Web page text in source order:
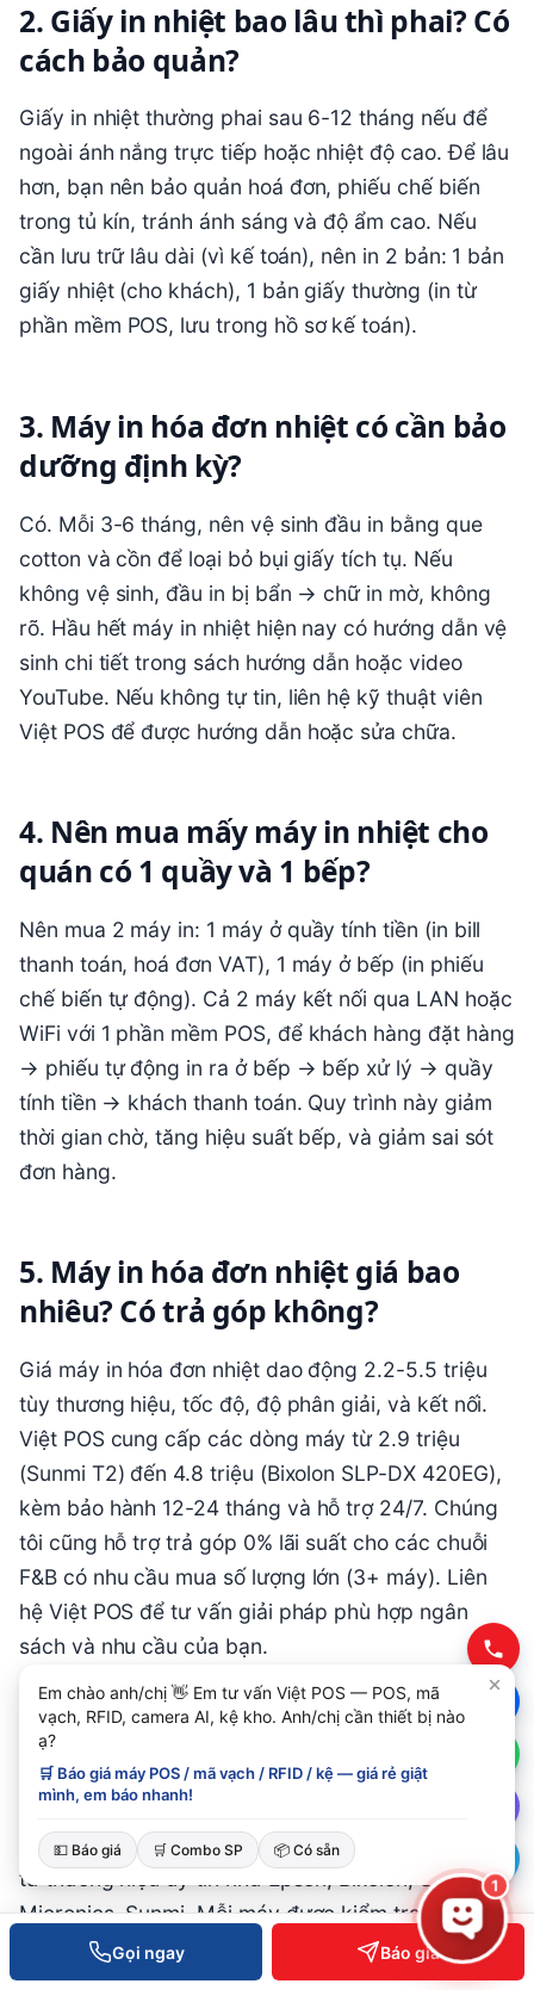
Gọi ngay Báo giá
2. Giấy in nhiệt bao lâu thì phai? Có
cách bảo quản?
Giấy in nhiệt thường phai sau 6-12 tháng nếu để
ngoài ánh nắng trực tiếp hoặc nhiệt độ cao. Để lâu
hơn, bạn nên bảo quản hoá đơn, phiếu chế biến
trong tủ kín, tránh ánh sáng và độ ẩm cao. Nếu
cần lưu trữ lâu dài (vì kế toán), nên in 2 bản: 1 bản
giấy nhiệt (cho khách), 1 bản giấy thường (in từ
phần mềm POS, lưu trong hồ sơ kế toán).
3. Máy in hóa đơn nhiệt có cần bảo
dưỡng định kỳ?
Có. Mỗi 3-6 tháng, nên vệ sinh đầu in bằng que
cotton và cồn để loại bỏ bụi giấy tích tụ. Nếu
không vệ sinh, đầu in bị bẩn → chữ in mờ, không
rõ. Hầu hết máy in nhiệt hiện nay có hướng dẫn vệ
sinh chi tiết trong sách hướng dẫn hoặc video
YouTube. Nếu không tự tin, liên hệ kỹ thuật viên
Việt POS để được hướng dẫn hoặc sửa chữa.
4. Nên mua mấy máy in nhiệt cho
quán có 1 quầy và 1 bếp?
Nên mua 2 máy in: 1 máy ở quầy tính tiền (in bill
thanh toán, hoá đơn VAT), 1 máy ở bếp (in phiếu
chế biến tự động). Cả 2 máy kết nối qua LAN hoặc
WiFi với 1 phần mềm POS, để khách hàng đặt hàng
→ phiếu tự động in ra ở bếp → bếp xử lý → quầy
tính tiền → khách thanh toán. Quy trình này giảm
thời gian chờ, tăng hiệu suất bếp, và giảm sai sót
đơn hàng.
5. Máy in hóa đơn nhiệt giá bao
nhiêu? Có trả góp không?
Giá máy in hóa đơn nhiệt dao động 2.2-5.5 triệu
tùy thương hiệu, tốc độ, độ phân giải, và kết nối.
Việt POS cung cấp các dòng máy từ 2.9 triệu
(Sunmi T2) đến 4.8 triệu (Bixolon SLP-DX 420EG),
kèm bảo hành 12-24 tháng và hỗ trợ 24/7. Chúng
tôi cũng hỗ trợ trả góp 0% lãi suất cho các chuỗi
F&B có nhu cầu mua số lượng lớn (3+ máy). Liên
hệ Việt POS để tư vấn giải pháp phù hợp ngân
sách và nhu cầu của bạn.
6. Máy in hóa đơn nhiệt của Việt
POS có điểm gì nổi bật?
Việt POS phân phối các dòng máy in hóa đơn nhiệt
từ thương hiệu uy tín như Epson, Bixolon, Star
Micronics, Sunmi. Mỗi máy được kiểm tra chất
lượng, cài đặt driver, test kết nối trước khi giao
cho khách. Bạn nhận được: (1) máy in đã test OK,
1
Em chào anh/chị 👋 Em tư vấn Việt POS — POS, mã
vạch, RFID, camera AI, kệ kho. Anh/chị cần thiết bị nào
ạ?
🛒 Báo giá máy POS / mã vạch / RFID / kệ — giá rẻ giật
mình, em báo nhanh!
💵 Báo giá 🛒 Combo SP 📦 Có sẵn